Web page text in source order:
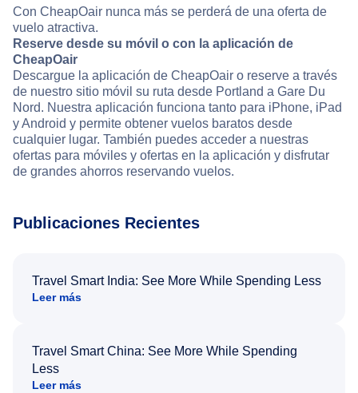
Con CheapOair nunca más se perderá de una oferta de
vuelo atractiva.
Reserve desde su móvil o con la aplicación de
CheapOair
Descargue la aplicación de CheapOair o reserve a través
de nuestro sitio móvil su ruta desde Portland a Gare Du
Nord. Nuestra aplicación funciona tanto para iPhone, iPad
y Android y permite obtener vuelos baratos desde
cualquier lugar. También puedes acceder a nuestras
ofertas para móviles y ofertas en la aplicación y disfrutar
de grandes ahorros reservando vuelos.
Publicaciones Recientes
Travel Smart India: See More While Spending Less
Leer más
Travel Smart China: See More While Spending
Less
Leer más